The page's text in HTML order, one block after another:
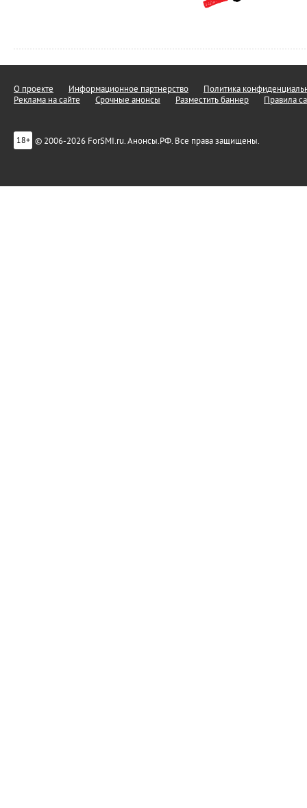
О проекте Информационное партнерство
Политика
Реклама на сайте
Срочные анонсы Разместить баннер Правила
18+ © 2006-2026 ForSMI.ru. Анонсы.РФ. Все права защищены.